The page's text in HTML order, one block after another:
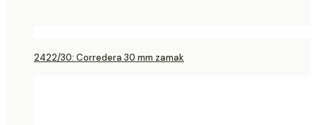
2422/30: Corredera 30 mm zamak